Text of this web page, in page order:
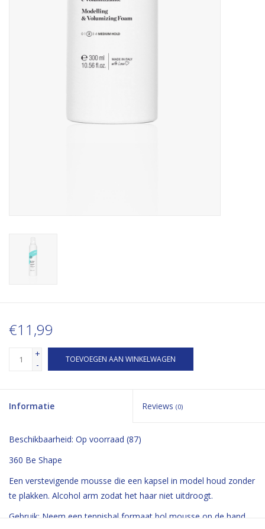
€11,99
+
-
TOEVOEGEN AAN WINKELWAGEN
Informatie Reviews (0)
Beschikbaarheid: Op voorraad (87)
360 Be Shape
Een verstevigende mousse die een kapsel in model houd zonder
te plakken. Alcohol arm zodat het haar niet uitdroogt.
Gebruik: Neem een tennisbal formaat bol mousse op de hand